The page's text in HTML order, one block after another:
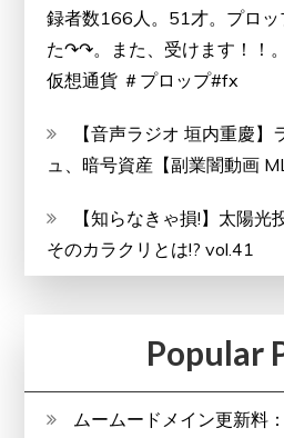
録者数166人。51才。プロッ
た↷↷。また、受けます！！
仮想通貨 ＃プロップ#fx
【音声ラジオ 垣内重慶
ュ、暗号資産【副業闇動画
【知らなきゃ損!】太陽光
そのカラクリとは!? vol.41
Popular
ムームードメイン更新料